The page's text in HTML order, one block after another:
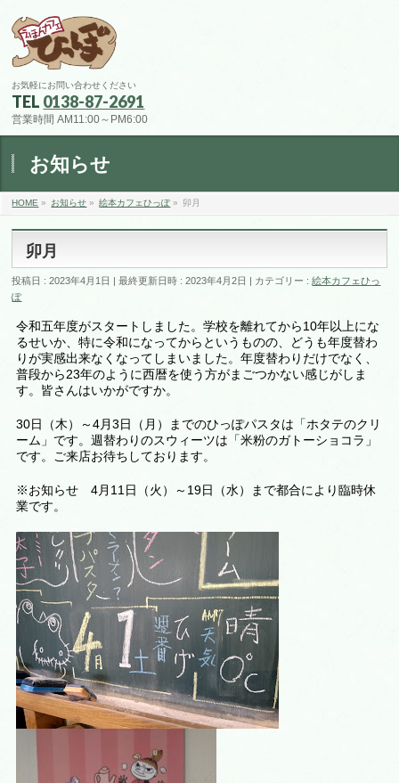
お気軽にお問い合わせください
TEL 0138-87-2691
営業時間 AM11:00～PM6:00
お知らせ
HOME » お知らせ » 絵本カフェひっぽ» 卯月
卯月
投稿日 : 2023年4月1日 最終更新日時 : 2023年4月2日 カテゴリー :絵本カフェひっ
ぽ
令和五年度がスタートしました。学校を離れてから10年以上にな
るせいか、特に令和になってからというものの、どうも年度替わ
りが実感出来なくなってしまいました。年度替わりだけでなく、
普段から23年のように西暦を使う方がまごつかない感じがしま
す。皆さんはいかがですか。
30日（木）～4月3日（月）までのひっぽパスタは「ホタテのクリ
ーム」です。週替わりのスウィーツは 「米粉のガトーショコラ 」
です。ご来店お待ちしております。
※お知らせ 4月11日（火）～19日（水）まで都合により臨時休
業です。